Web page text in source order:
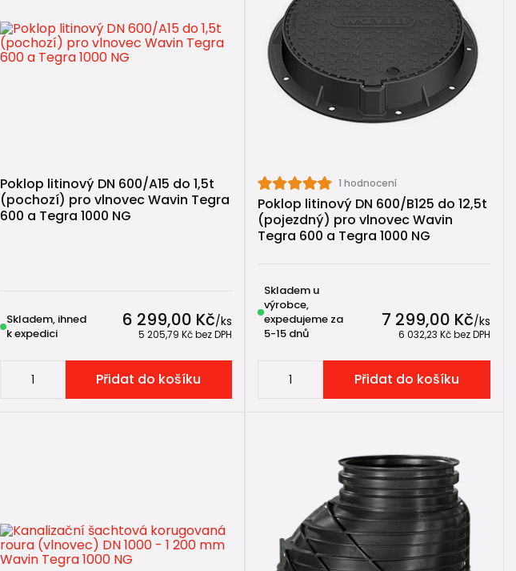
Poklop litinový DN 600/A15 do 1,5t
(pochozí) pro vlnovec Wavin Tegra
600 a Tegra 1000 NG
6 299,00 Kč/ks
5 205,79 Kčbez DPH
Skladem, ihned
k expedici
Přidat do košíku
1 hodnocení
Poklop litinový DN 600/B125 do 12,5t
(pojezdný) pro vlnovec Wavin
Tegra 600 a Tegra 1000 NG
7 299,00 Kč/ks
6 032,23 Kčbez DPH
Skladem u
výrobce,
expedujeme za
5-15 dnů
Přidat do košíku